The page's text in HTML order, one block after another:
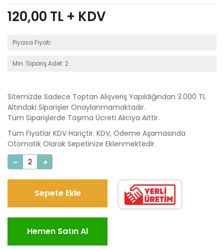
120,00 TL + KDV
Piyasa Fiyatı:
Min. Sipariş Adet: 2
Sitemizde Sadece Toptan Alışveriş Yapıldığından 3.000 TL
Altındaki Siparişler Onaylanmamaktadır.
Tüm Siparişlerde Taşıma Ücreti Alıcıya Aittir.
Tüm Fiyatlar KDV Hariçtir. KDV, Ödeme Aşamasında
Otomatik Olarak Sepetinize Eklenmektedir.
Sepete Ekle
Hemen Satın Al